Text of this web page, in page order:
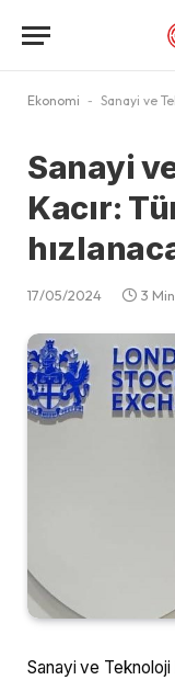
Ekonomi - Sanayi ve
Sanayi
Kacır:
17/05/2024 3
Sanayi ve Teknoloji